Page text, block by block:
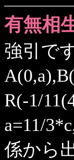
有無相
強引で
R(-1/
a=11/
係から